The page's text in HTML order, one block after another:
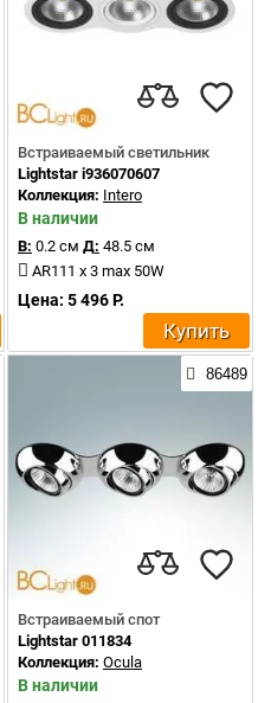
Встраиваемый светильник
Lightstar i936070607
Коллекция: Intero
В наличии
В: 0.2 см Д: 48.5 см
AR111 x 3 max 50W
Цена: 5 496 Р.
Купить
86489
Встраиваемый спот
Lightstar 011834
Коллекция: Ocula
В наличии